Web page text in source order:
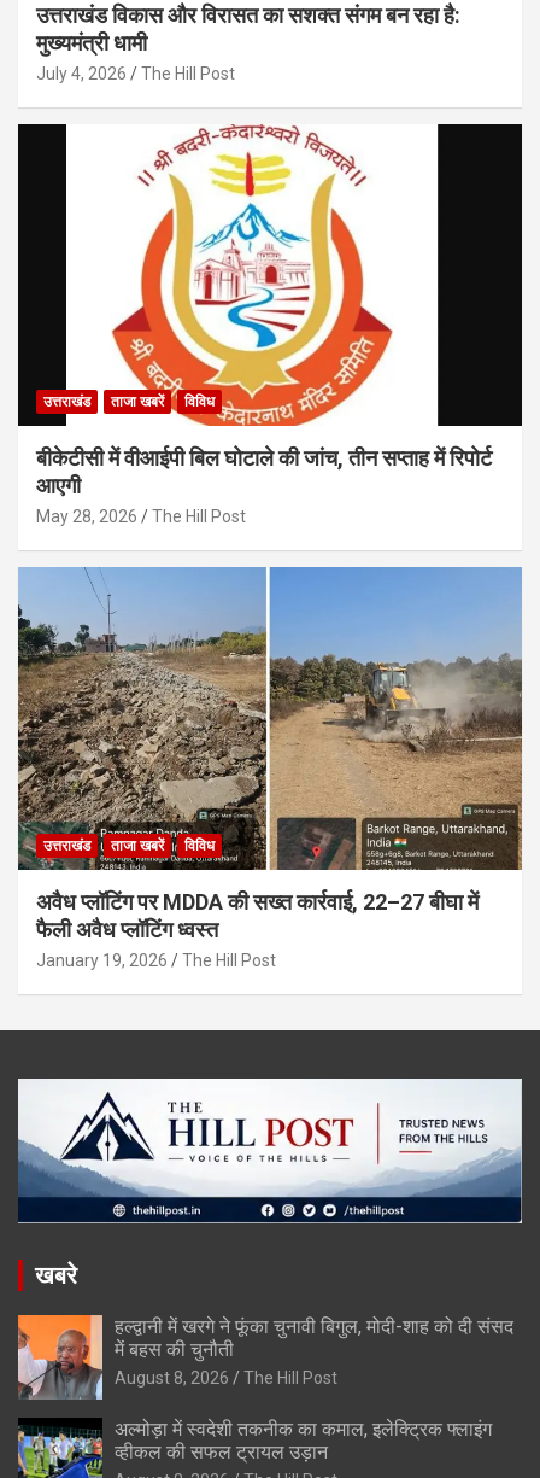
उत्तराखंड विकास और विरासत का सशक्त संगम बन रहा है:
मुख्यमंत्री धामी
July 4, 2026 The Hill Post
उत्तराखंड ताजा खबरें विविध
बीकेटीसी में वीआईपी बिल घोटाले की जांच, तीन सप्ताह में रिपोर्ट
आएगी
May 28, 2026 The Hill Post
उत्तराखंड ताजा खबरें विविध
अवैध प्लॉटिंग पर MDDA की सख्त कार्रवाई, 22–27 बीघा में
फैली अवैध प्लॉटिंग ध्वस्त
January 19, 2026 The Hill Post
खबरे
हल्द्वानी में खरगे ने फूंका चुनावी बिगुल, मोदी-शाह को दी संसद
में बहस की चुनौती
August 8, 2026 The Hill Post
अल्मोड़ा में स्वदेशी तकनीक का कमाल, इलेक्ट्रिक फ्लाइंग
व्हीकल की सफल ट्रायल उड़ान